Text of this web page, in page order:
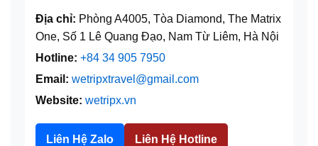
Địa chỉ: Phòng A4005, Tòa Diamond, The Matrix
One, Số 1 Lê Quang Đạo, Nam Từ Liêm, Hà Nội
Hotline: +84 34 905 7950
Email: wetripxtravel@gmail.com
Website: wetripx.vn
Liên Hệ Zalo Liên Hệ Hotline